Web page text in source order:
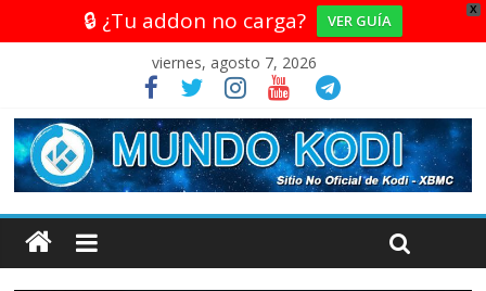
X
🔒 ¿Tu addon no carga? VER GUÍA
viernes, agosto 7, 2026